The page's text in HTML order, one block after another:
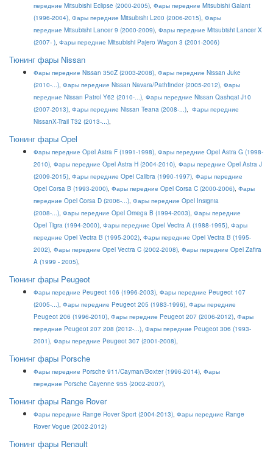
передние Mitsubishi Eclipse (2000-2005), Фары передние Mitsubishi Galant
(1996-2004), Фары передние Mitsubishi L200 (2006-2015), Фары
передние Mitsubishi Lancer 9 (2000-2009), Фары передние Mitsubishi Lancer X
(2007- ), Фары передние Mitsubishi Pajero Wagon 3 (2001-2006)
Тюнинг фары Nissan
Фары передние Nissan 350Z (2003-2008), Фары передние Nissan Juke
(2010-...), Фары передние Nissan Navara/Pathfinder (2005-2012), Фары
передние Nissan Patrol Y62 (2010-...), Фары передние Nissan Qashqai J10
(2007-2013), Фары передние Nissan Teana (2008-...), Фары передние
NissanX-Trail T32 (2013-...),
Тюнинг фары Opel
Фары передние Opel Astra F (1991-1998), Фары передние Opel Astra G (1998-
2010), Фары передние Opel Astra H (2004-2010), Фары передние Opel Astra J
(2009-2015), Фары передние Opel Calibra (1990-1997), Фары передние
Opel Corsa B (1993-2000), Фары передние Opel Corsa C (2000-2006), Фары
передние Opel Corsa D (2006-...), Фары передние Opel Insignia
(2008-...), Фары передние Opel Omega B (1994-2003), Фары передние
Opel Tigra (1994-2000), Фары передние Opel Vectra A (1988-1995), Фары
передние Opel Vectra B (1995-2002), Фары передние Opel Vectra B (1995-
2002), Фары передние Opel Vectra C (2002-2008), Фары передние Opel Zafira
A (1999 - 2005),
Тюнинг фары Peugeot
Фары передние Peugeot 106 (1996-2003), Фары передние Peugeot 107
(2005-...), Фары передние Peugeot 205 (1983-1996), Фары передние
Peugeot 206 (1996-2010), Фары передние Peugeot 207 (2006-2012), Фары
передние Peugeot 207 208 (2012-...), Фары передние Peugeot 306 (1993-
2001), Фары передние Peugeot 307 (2001-2008),
Тюнинг фары Porsche
Фары передние Porsche 911/Cayman/Boxter (1996-2014), Фары
передние Porsche Cayenne 955 (2002-2007),
Тюнинг фары Range Rover
Фары передние Range Rover Sport (2004-2013), Фары передние Range
Rover Vogue (2002-2012)
Тюнинг фары Renault